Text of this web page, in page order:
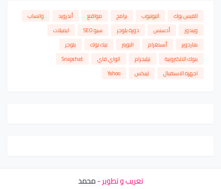
الفيس بوك اليوتيوب برامج مواقع أندرويد
واتساب
ويندوز
أدسنس دورة بلوجر سيو SEO
ايميلات
هاردوير
أنستغرام التويتر تيك توك
بلوجر
بنوك الالكترونية
تيليجرام الواي فاي
Snapchat
اجهزة الاستقبال
لينكس Yahoo
تعريب و تطوير -محمد